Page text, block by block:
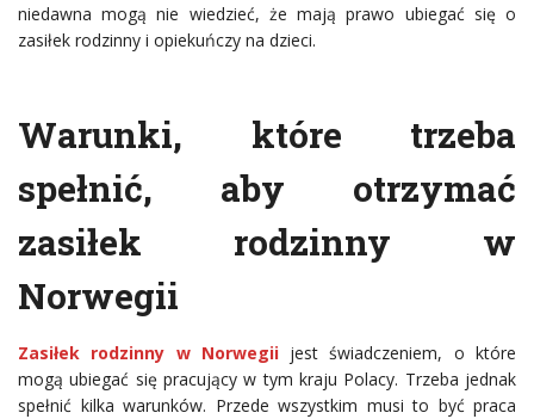
niedawna mogą nie wiedzieć, że mają prawo ubiegać się o
zasiłek rodzinny i opiekuńczy na dzieci.
Warunki, które trzeba
spełnić, aby otrzymać
zasiłek rodzinny w
Norwegii
Zasiłek rodzinny w Norwegiijest świadczeniem, o które
mogą ubiegać się pracujący w tym kraju Polacy. Trzeba jednak
spełnić kilka warunków. Przede wszystkim musi to być praca